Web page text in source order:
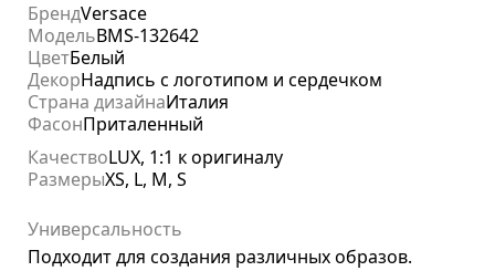
БрендVersace
МодельBMS-132642
ЦветБелый
ДекорНадпись с логотипом и сердечком
Страна дизайнаИталия
ФасонПриталенный
КачествоLUX, 1:1 к оригиналу
РазмерыXS, L, M, S
Универсальность
Подходит для создания различных образов.